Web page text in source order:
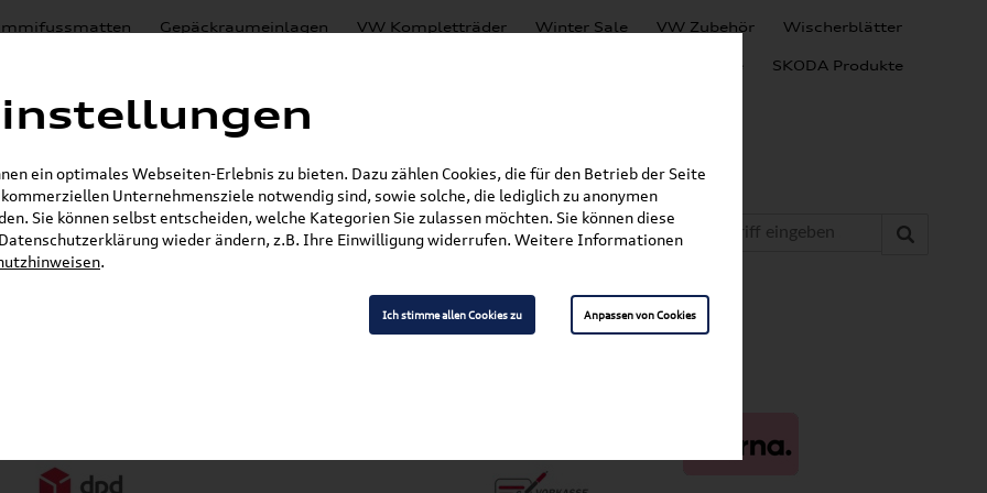
Gepäckraumeinlagen VW Kompletträder Winter Sale VW Zubehör Wischerblätter
SEAT Produkte SKODA Produkte
Lackierungen
E-Mail
ein optimales Webseiten-Erlebnis zu bieten. Dazu zählen Cookies, die für den Betrieb der Seite
Unternehmensziele notwendig sind, sowie solche, die lediglich zu anonymen
Sie können selbst entscheiden, welche Kategorien Sie zulassen möchten. Sie können diese
wieder ändern, z.B. Ihre Einwilligung widerrufen. Weitere Informationen
.
Ich stimme allen Cookies zu Anpassen von Cookies